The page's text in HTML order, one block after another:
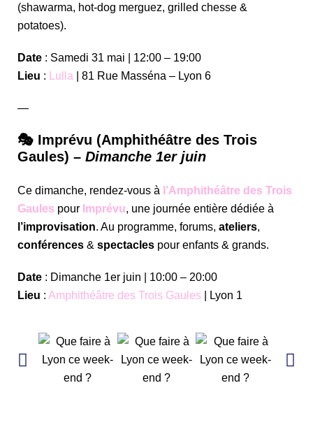
(shawarma, hot-dog merguez, grilled chesse &
potatoes).
Date : Samedi 31 mai | 12:00 – 19:00
Lieu : Lulla | 81 Rue Masséna – Lyon 6
—
🎭 Imprévu (Amphithéâtre des Trois
Gaules) – Dimanche 1er juin
Ce dimanche, rendez-vous à l’Amphithéâtre des Trois
Gaules pour Imprévu, une journée entière dédiée à
l’improvisation. Au programme, forums, ateliers,
conférences & spectacles pour enfants & grands.
Date : Dimanche 1er juin | 10:00 – 20:00
Lieu : Amphithéâtre des Trois Gaules | Lyon 1